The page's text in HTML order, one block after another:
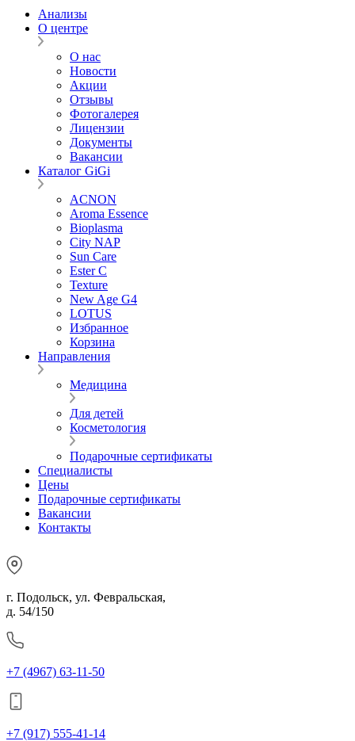
Анализы
О центре
О нас
Новости
Акции
Отзывы
Фотогалерея
Лицензии
Документы
Вакансии
Каталог GiGi
ACNON
Aroma Essence
Bioplasma
City NAP
Sun Care
Ester C
Texture
New Age G4
LOTUS
Избранное
Корзина
Направления
Медицина
Для детей
Косметология
Подарочные сертификаты
Специалисты
Цены
Подарочные сертификаты
Вакансии
Контакты
г. Подольск, ул. Февральская,
д. 54/150
+7 (4967) 63-11-50
+7 (917) 555-41-14